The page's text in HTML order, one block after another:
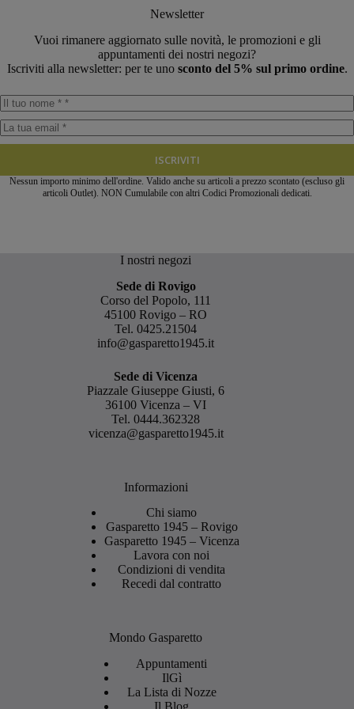
Newsletter
Vuoi rimanere aggiornato sulle novità, le promozioni e gli
appuntamenti dei nostri negozi?
Iscriviti alla newsletter: per te uno sconto del 5% sul primo ordine.
ISCRIVITI
Nessun importo minimo dell'ordine. Valido anche su articoli a prezzo scontato (escluso gli
articoli Outlet). NON Cumulabile con altri Codici Promozionali dedicati.
I nostri negozi
Sede di Rovigo
Corso del Popolo, 111
45100 Rovigo – RO
Tel.0425.21504
info@gasparetto1945.it
Sede di Vicenza
Piazzale Giuseppe Giusti, 6
36100 Vicenza – VI
Tel.0444.362328
vicenza@gasparetto1945.it
Informazioni
Chi siamo
Gasparetto 1945 – Rovigo
Gasparetto 1945 – Vicenza
Lavora con noi
Condizioni di vendita
Recedi dal contratto
Mondo Gasparetto
Appuntamenti
IlGì
La Lista di Nozze